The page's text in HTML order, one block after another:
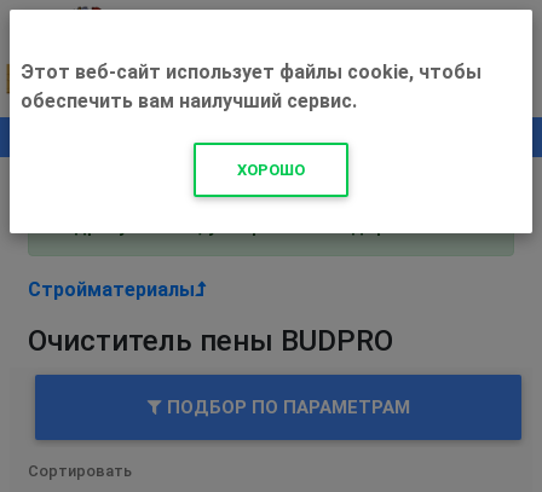
+500 ₽
Внимание! С 3 августа магазин работает по
Стройматериалы
Очиститель пены BUDPRO
ПОДБОР ПО ПАРАМЕТРАМ
Сортировать
Этот веб-сайт использует файлы cookie, чтобы
обеспечить вам наилучший сервис.
ХОРОШО